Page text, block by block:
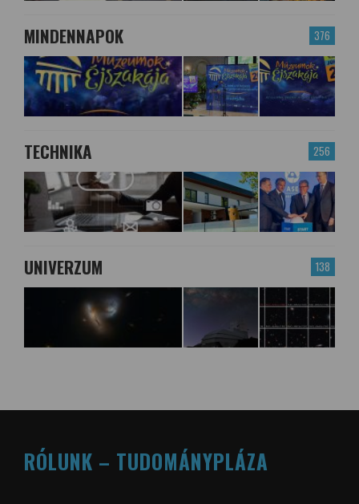
376
MINDENNAPOK
256
TECHNIKA
138
UNIVERZUM
RÓLUNK – TUDOMÁNYPLÁZA